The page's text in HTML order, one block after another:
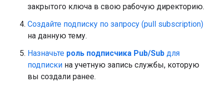
закрытого ключа в свою рабочую директорию.
Создайте подписку по запросу (pull subscription)
на данную тему.
Назначьте роль подписчика Pub/Sub для
подписки на учетную запись службы, которую
вы создали ранее.